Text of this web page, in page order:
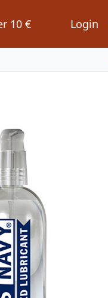
10 € Login